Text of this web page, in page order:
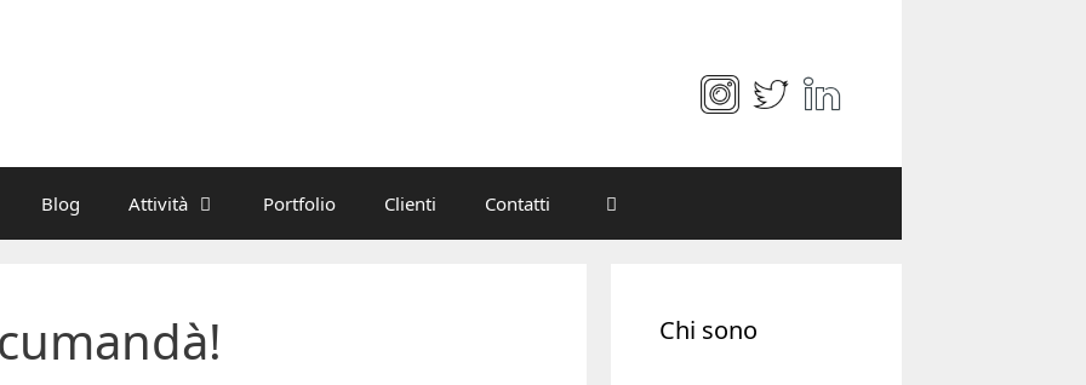
Blog Attività Portfolio Clienti Contatti
Chi sono